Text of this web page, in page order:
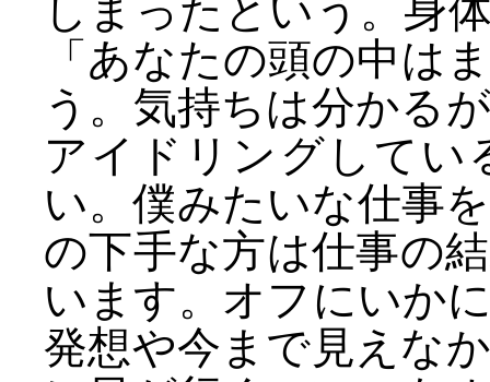
しまったという。身
「あなたの頭の中は
う。気持ちは分かる
アイドリングしてい
い。僕みたいな仕事
の下手な方は仕事の
います。オフにいか
発想や今まで見えな